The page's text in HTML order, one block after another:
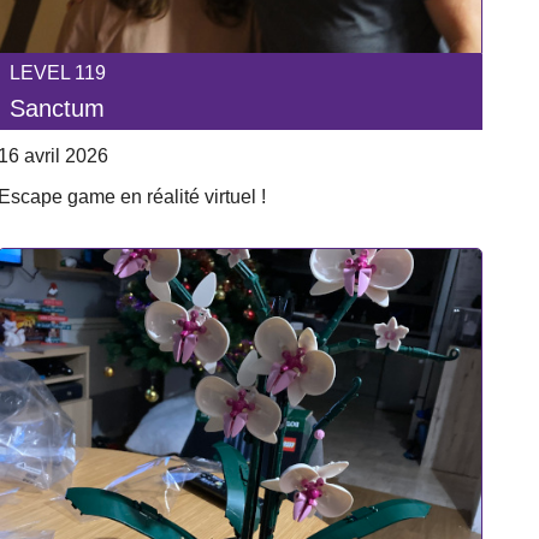
LEVEL 119
Sanctum
avril 2026
game en réalité virtuel !